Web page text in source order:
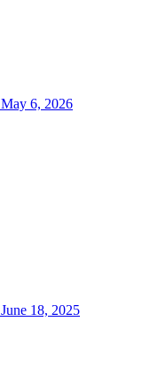
May 6, 2026
June 18, 2025